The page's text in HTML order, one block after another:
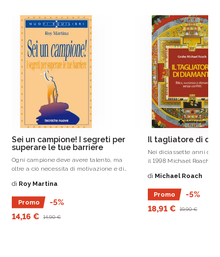
Katie Yezzi
Il brand Tecniche Nuove da ormai 60 anni
promuove l’innovazione come motore della
crescita delle aziende e dei professionisti italiani
e di chiunque voglia accrescere le proprie
conoscenze e competenze
Sei un campione! I segreti per
superare le tue barriere
Ogni campione deve avere talento, ma
oltre a ciò necessita di motivazione e di
di Roy Martina
Promo
-5%
14,16 €
14,90 €
Il tagliatore di
Nei diciassette anni
il 1998 Michael Roach
un’azienda avviata con
cinquantamila dollari e
dipendente.
di Michael Roach
Promo
-5%
18,91 €
19,90 €